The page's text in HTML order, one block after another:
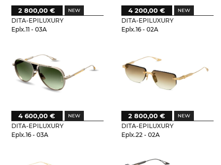
DITA-EPILUXURY
Eplx.11 - 03A
2 800,00 €
DITA-EPILUXURY
Eplx.16 - 02A
4 200,00 €
DITA-EPILUXURY
Eplx.16 - 03A
4 600,00 €
DITA-EPILUXURY
Eplx.22 - 02A
2 800,00 €